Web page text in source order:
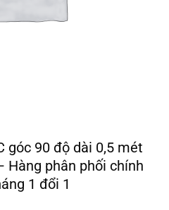
góc 90 độ dài 0,5 mét
Hàng phân phối chính
1 đổi 1